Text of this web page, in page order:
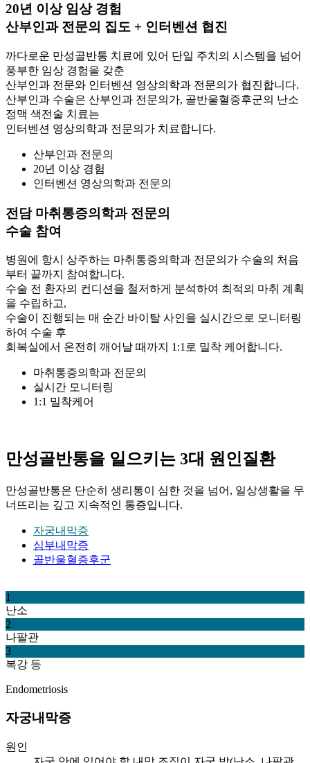
20년 이상 임상 경험
산부인과 전문의 집도 + 인터벤션 협진
까다로운 만성골반통 치료에 있어 단일 주치의 시스템을 넘어
풍부한 임상 경험을 갖춘
산부인과 전문와 인터벤션 영상의학과 전문의가 협진합니다.
산부인과 수술은 산부인과 전문의가, 골반울혈증후군의 난소
정맥 색전술 치료는
인터벤션 영상의학과 전문의가 치료합니다.
산부인과 전문의
20년 이상 경험
인터벤션 영상의학과 전문의
전담 마취통증의학과 전문의
수술 참여
병원에 항시 상주하는 마취통증의학과 전문의가 수술의 처음
부터 끝까지 참여합니다.
수술 전 환자의 컨디션을 철저하게 분석하여 최적의 마취 계획
을 수립하고,
수술이 진행되는 매 순간 바이탈 사인을 실시간으로 모니터링
하여 수술 후
회복실에서 온전히 깨어날 때까지 1:1로 밀착 케어합니다.
마취통증의학과 전문의
실시간 모니터링
1:1 밀착케어
만성골반통을 일으키는 3대 원인질환
만성골반통은 단순히 생리통이 심한 것을 넘어, 일상생활을 무
너뜨리는 깊고 지속적인 통증입니다.
자궁내막증
심부내막증
골반울혈증후군
1
난소
2
나팔관
3
복강 등
Endometriosis
자궁내막증
원인